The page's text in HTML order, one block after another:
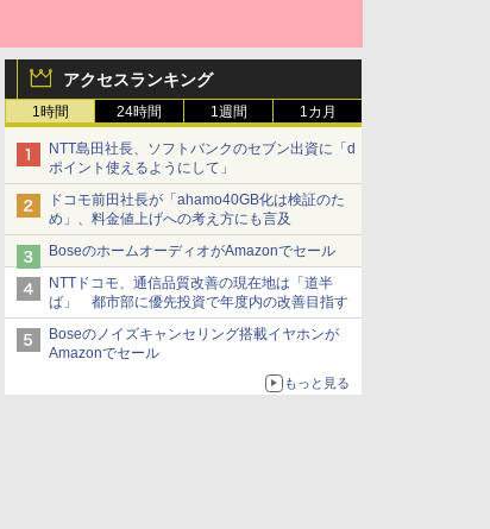
アクセスランキング
1時間 24時間 1週間 1カ月
NTT島田社長、ソフトバンクのセブン出資に「d
ポイント使えるようにして」
ドコモ前田社長が「ahamo40GB化は検証のた
め」、料金値上げへの考え方にも言及
BoseのホームオーディオがAmazonでセール
NTTドコモ、通信品質改善の現在地は「道半
ば」 都市部に優先投資で年度内の改善目指す
Boseのノイズキャンセリング搭載イヤホンが
Amazonでセール
もっと見る